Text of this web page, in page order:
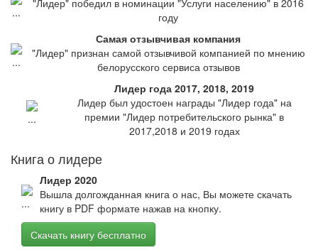
"Лидер" победил в номинации "Услуги населению" в 2016
году
Самая отзывчивая компания
"Лидер" признан самой отзывчивой компанией по мнению
белорусского сервиса отзывов
Лидер года 2017, 2018, 2019
Лидер был удостоен награды "Лидер года" на
премии "Лидер потребительского рынка" в
2017,2018 и 2019 годах
Книга о лидере
Лидер 2020
Вышла долгожданная книга о нас, Вы можете скачать
книгу в PDF формате нажав на кнопку.
Скачать книгу бесплатно